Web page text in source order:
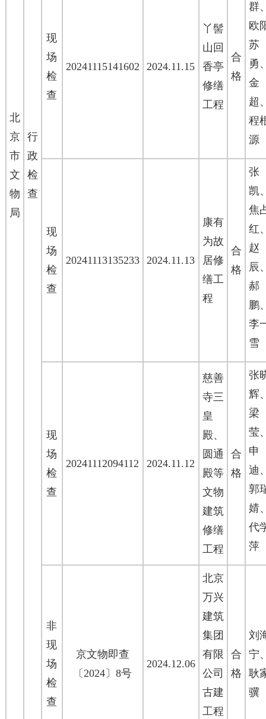
北
京
市
文
物
局
行
政
检
查
现
场
检
查
20241115141602 2024.11.15
丫髻
山回
香亭
修缮
工程
合
格
群
欧
苏
勇
超
程
源
现
场
检
查
20241113135233 2024.11.13
康有
为故
居修
缮工
程
合
格
凯
焦
红
辰
鹏
李
雪
现
场
检
查
20241112094112 2024.11.12
慈善
寺三
皇
殿、
圆通
殿等
文物
建筑
修缮
工程
合
格
张
辉
莹
迪
郭
婧
代
萍
非
现
场
检
查
京文物即查
〔2024〕8号
2024.12.06
北京
万兴
建筑
集团
有限
公司
古建
工程
合
格
刘
宁
耿
骥